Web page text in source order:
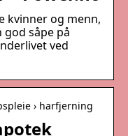
kvinner og menn,
såpe på
ved
› harfjerning